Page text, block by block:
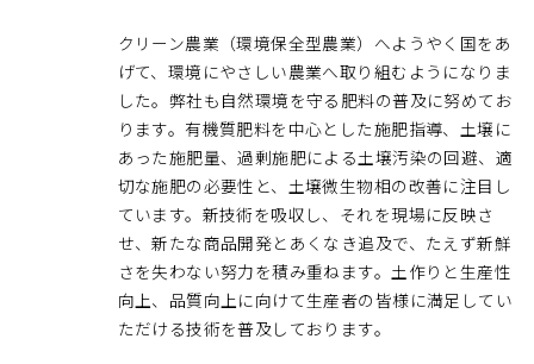
クリーン農業（環境保全型農業）へようやく国をあ
げて、環境にやさしい農業へ取り組むようになりま
した。弊社も自然環境を守る肥料の普及に努めてお
ります。有機質肥料を中心とした施肥指導、土壌に
あった施肥量、過剰施肥による土壌汚染の回避、適
切な施肥の必要性と、土壌微生物相の改善に注目し
ています。新技術を吸収し、それを現場に反映さ
せ、新たな商品開発とあくなき追及で、たえず新鮮
さを失わない努力を積み重ねます。土作りと生産性
向上、品質向上に向けて生産者の皆様に満足してい
ただける技術を普及しております。